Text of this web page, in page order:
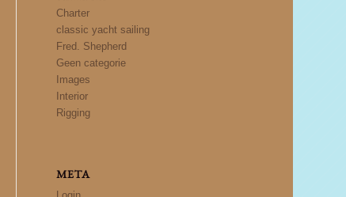
Charter
classic yacht sailing
Fred. Shepherd
Geen categorie
Images
Interior
Rigging
META